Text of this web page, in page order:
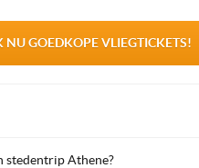
NU GOEDKOPE VLIEGTICKETS!
stedentrip Athene?